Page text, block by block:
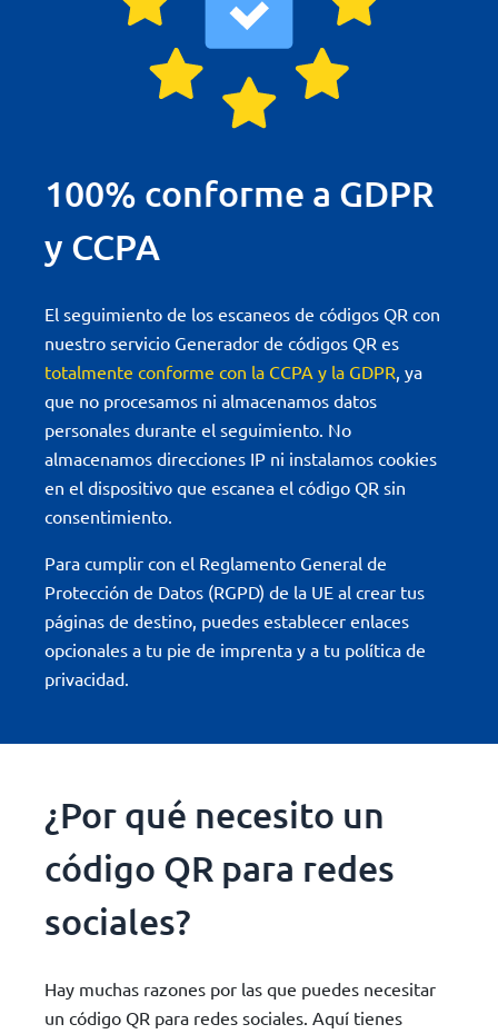
100% conforme a GDPR
y CCPA
El seguimiento de los escaneos de códigos QR con
nuestro servicio Generador de códigos QR es
totalmente conforme con la CCPA y la GDPR, ya
que no procesamos ni almacenamos datos
personales durante el seguimiento. No
almacenamos direcciones IP ni instalamos cookies
en el dispositivo que escanea el código QR sin
consentimiento.
Para cumplir con el Reglamento General de
Protección de Datos (RGPD) de la UE al crear tus
páginas de destino, puedes establecer enlaces
opcionales a tu pie de imprenta y a tu política de
privacidad.
¿Por qué necesito un
código QR para redes
sociales?
Hay muchas razones por las que puedes necesitar
un código QR para redes sociales. Aquí tienes